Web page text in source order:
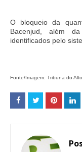
O bloqueio da
Bacenjud, além
identificados pelo
Fonte/Imagem: Tribuna do